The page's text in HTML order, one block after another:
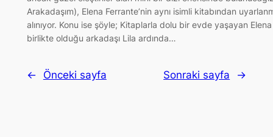
Arakadaşım), Elena Ferrante’nin aynı isimli kitabından
alınıyor. Konu ise şöyle; Kitaplarla dolu bir evde yaşayan
birlikte olduğu arkadaşı Lila ardında…
← Önceki sayfa Sonraki sayfa →